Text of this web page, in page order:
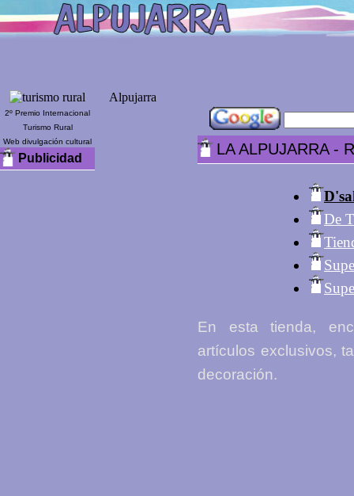
2º Premio Internacional
Turismo Rural
Web divulgación cultural
Publicidad
Alpujarra
LA ALPUJARRA -
De
En esta tienda,
artículos exclusivos,
decoración.